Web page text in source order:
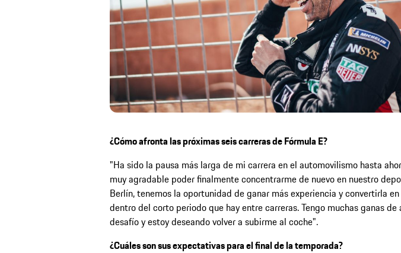
¿Cómo afronta las próximas seis carreras de Fórmula E?
"Ha sido la pausa más larga de mi carrera en el automovilismo hasta
muy agradable poder finalmente concentrarme de nuevo en nuestro
Berlín, tenemos la oportunidad de ganar más experiencia y convertirla
dentro del corto periodo que hay entre carreras. Tengo muchas ganas de
desafío y estoy deseando volver a subirme al coche".
¿Cuáles son sus expectativas para el final de la temporada?